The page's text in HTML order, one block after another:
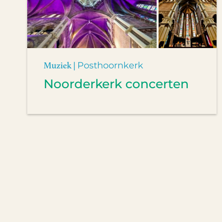
Muziek | Posthoornkerk
Noorderkerk concerten